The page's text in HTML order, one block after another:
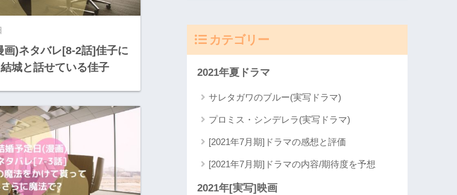
画)ネタバレ[8-2話]佳子に
城と話せている佳子
カテゴリー
2021年夏ドラマ
サレタガワのブルー(実写ドラマ)
プロミス・シンデレラ(実写ドラマ)
[2021年7月期]ドラマの感想と評価
[2021年7月期]ドラマの内容/期待度を予想
2021年[実写]映画